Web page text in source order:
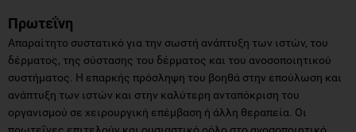
Πρωτεΐνη
Απαραίτητο συστατικό για την σωστή ανάπτυξη των ιστών, του
δέρματος, της σύστασης του δέρματος και του ανοσοποιητικού
συστήματος. Η επαρκής πρόσληψη του βοηθά στην επούλωση και
ανάπτυξη των ιστών και στην καλύτερη ανταπόκριση του
οργανισμού σε χειρουργική επέμβαση ή άλλη θεραπεία. Οι